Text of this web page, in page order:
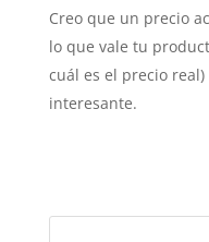
Creo que un precio
lo que vale tu
cuál es el precio
interesante.